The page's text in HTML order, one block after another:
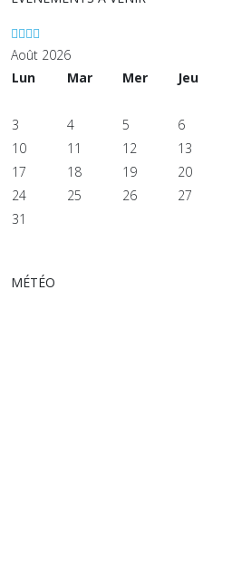
Août 2026
Lun
Mar Mer Jeu
3
4 5 6
10
11 12 13
17
18 19 20
24
25 26 27
31
MÉTÉO